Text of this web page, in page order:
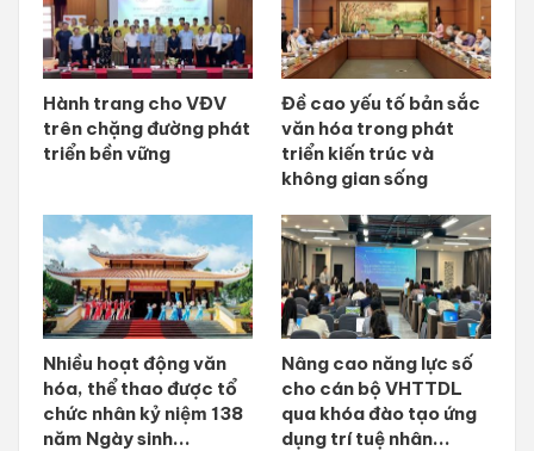
Hành trang cho VĐV
trên chặng đường phát
triển bền vững
Đề cao yếu tố bản sắc
văn hóa trong phát
triển kiến trúc và
không gian sống
Nhiều hoạt động văn
hóa, thể thao được tổ
chức nhân kỷ niệm 138
năm Ngày sinh...
Nâng cao năng lực số
cho cán bộ VHTTDL
qua khóa đào tạo ứng
dụng trí tuệ nhân...